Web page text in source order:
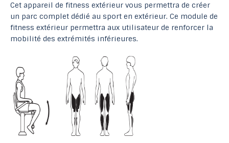
Cet appareil de fitness extérieur vous permettra de créer
un parc complet dédié au sport en extérieur. Ce module de
fitness extérieur permettra aux utilisateur de renforcer la
mobilité des extrémités inférieures.